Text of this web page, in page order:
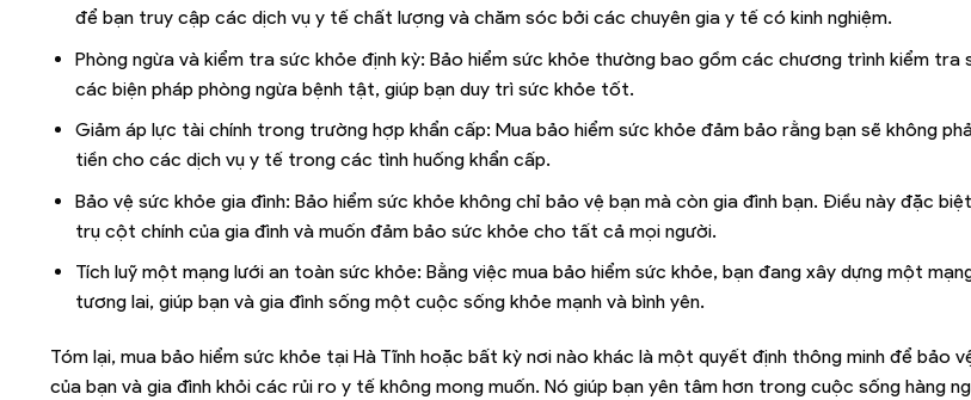
để bạn truy cập các dịch vụ y tế chất lượng và chăm sóc bởi các chuyên gia y tế có kinh nghiệm.
Phòng ngừa và kiểm tra sức khỏe định kỳ: Bảo hiểm sức khỏe thường bao gồm các chương trình kiểm tra
các biện pháp phòng ngừa bệnh tật, giúp bạn duy trì sức khỏe tốt.
Giảm áp lực tài chính trong trường hợp khẩn cấp: Mua bảo hiểm sức khỏe đảm bảo rằng bạn sẽ không
tiền cho các dịch vụ y tế trong các tình huống khẩn cấp.
Bảo vệ sức khỏe gia đình: Bảo hiểm sức khỏe không chỉ bảo vệ bạn mà còn gia đình bạn. Điều này đặc
trụ cột chính của gia đình và muốn đảm bảo sức khỏe cho tất cả mọi người.
Tích luỹ một mạng lưới an toàn sức khỏe: Bằng việc mua bảo hiểm sức khỏe, bạn đang xây dựng một
tương lai, giúp bạn và gia đình sống một cuộc sống khỏe mạnh và bình yên.
Tóm lại, mua bảo hiểm sức khỏe tại Hà Tĩnh hoặc bất kỳ nơi nào khác là một quyết định thông minh để bảo
của bạn và gia đình khỏi các rủi ro y tế không mong muốn. Nó giúp bạn yên tâm hơn trong cuộc sống hàng